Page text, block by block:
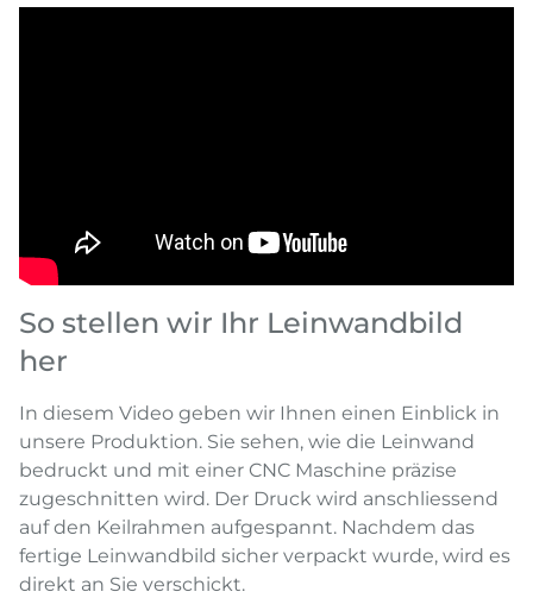
So stellen wir Ihr Leinwandbild
her
In diesem Video geben wir Ihnen einen Einblick in
unsere Produktion. Sie sehen, wie die Leinwand
bedruckt und mit einer CNC Maschine präzise
zugeschnitten wird. Der Druck wird anschliessend
auf den Keilrahmen aufgespannt. Nachdem das
fertige Leinwandbild sicher verpackt wurde, wird es
direkt an Sie verschickt.